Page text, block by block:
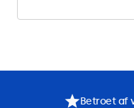
Betroet af